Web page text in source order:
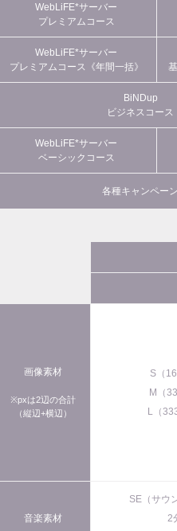
WebLiFE*サーバー
プレミアムコース
WebLiFE*サーバー
プレミアムコース《年間一括》
BiNDup
ビジネスコース
WebLiFE*サーバー
ベーシックコース
各種キャンペー
画像素材
※pxは2辺の合計
（縦辺+横辺）
S（
M（
L（
音楽素材
SE（サウ
2